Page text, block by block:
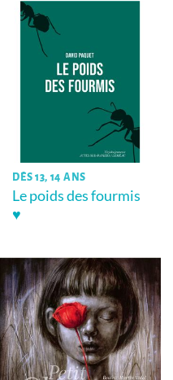
DÈS 13, 14 ANS
Le poids des fourmis
♥